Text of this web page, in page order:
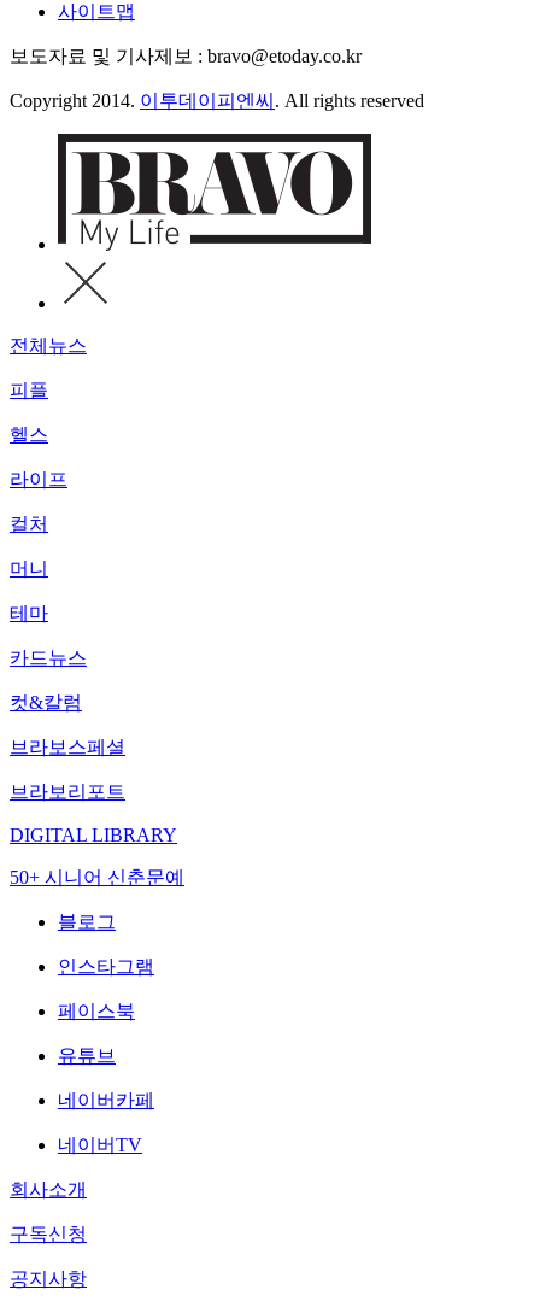
사이트맵
보도자료 및 기사제보 : bravo@etoday.co.kr
Copyright 2014. 이투데이피엔씨 . All rights reserved
전체뉴스
피플
헬스
라이프
컬처
머니
테마
카드뉴스
컷&칼럼
브라보스페셜
브라보리포트
DIGITAL LIBRARY
50+ 시니어 신춘문예
블로그
인스타그램
페이스북
유튜브
네이버카페
네이버TV
회사소개
구독신청
공지사항